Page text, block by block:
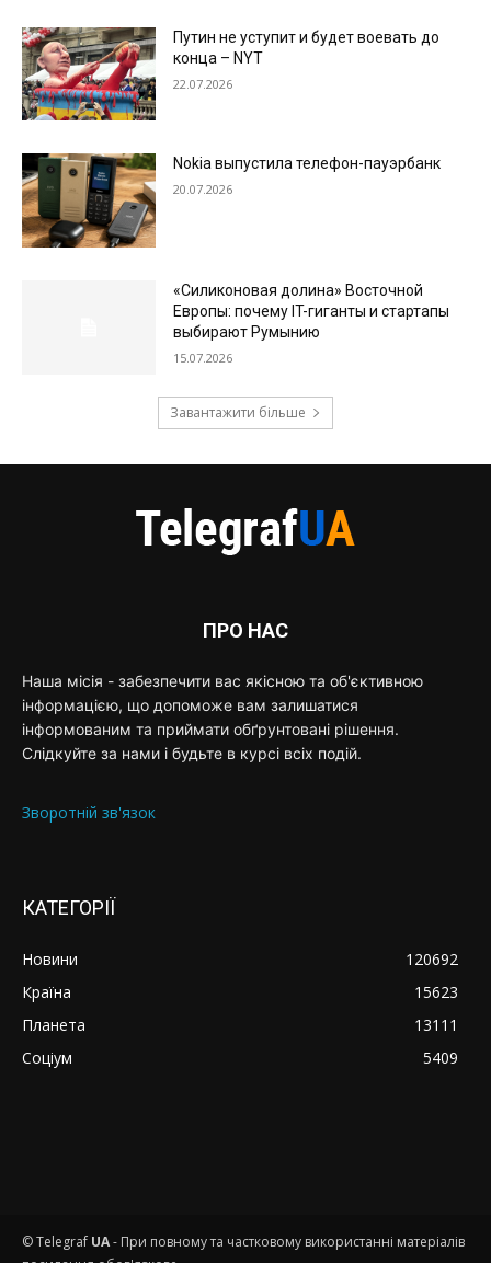
Путин не уступит и будет воевать до
конца – NYT
22.07.2026
Nokia выпустила телефон-пауэрбанк
20.07.2026
«Силиконовая долина» Восточной
Европы: почему IT-гиганты и стартапы
выбирают Румынию
15.07.2026
Завантажити більше
ПРО НАС
Наша місія - забезпечити вас якісною та об'єктивною
інформацією, що допоможе вам залишатися
інформованим та приймати обґрунтовані рішення.
Слідкуйте за нами і будьте в курсі всіх подій.
Зворотній зв'язок
КАТЕГОРІЇ
Новини
120692
Країна
15623
Планета
13111
Соціум
5409
© Telegraf UA- При повному та частковому використанні матеріалів